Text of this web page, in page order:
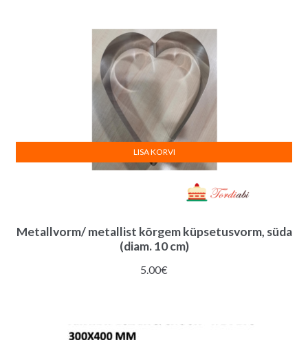
Metallvorm/ metallist kõrgem küpsetusvorm, süda
(diam. 10 cm)
5.00€
LISA KORVI